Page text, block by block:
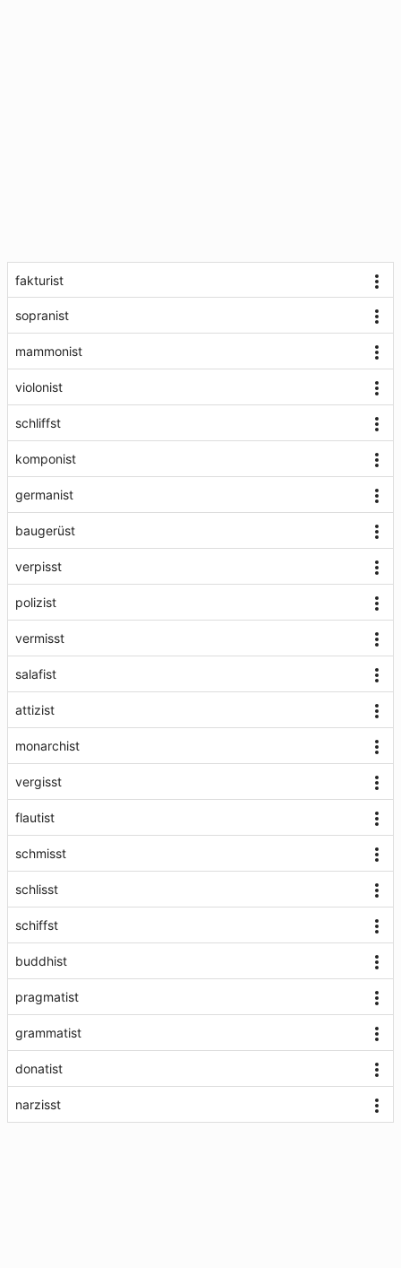
fakturist
sopranist
mammonist
violonist
schliffst
komponist
germanist
baugerüst
verpisst
polizist
vermisst
salafist
attizist
monarchist
vergisst
flautist
schmisst
schlisst
schiffst
buddhist
pragmatist
grammatist
donatist
narzisst